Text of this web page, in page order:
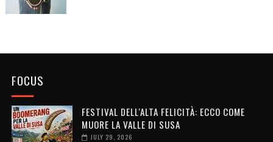
FOCUS
FESTIVAL DELL'ALTA FELICITÀ: ECCO COME
MUORE LA VALLE DI SUSA
JULY 29, 2026